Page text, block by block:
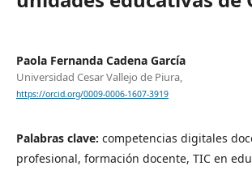
Paola Fernanda Cadena García
Universidad Cesar Vallejo de Piura,
https://orcid.org/0009-0006-1607-3919
Palabras clave: competencias digitales
profesional, formación docente, TIC en